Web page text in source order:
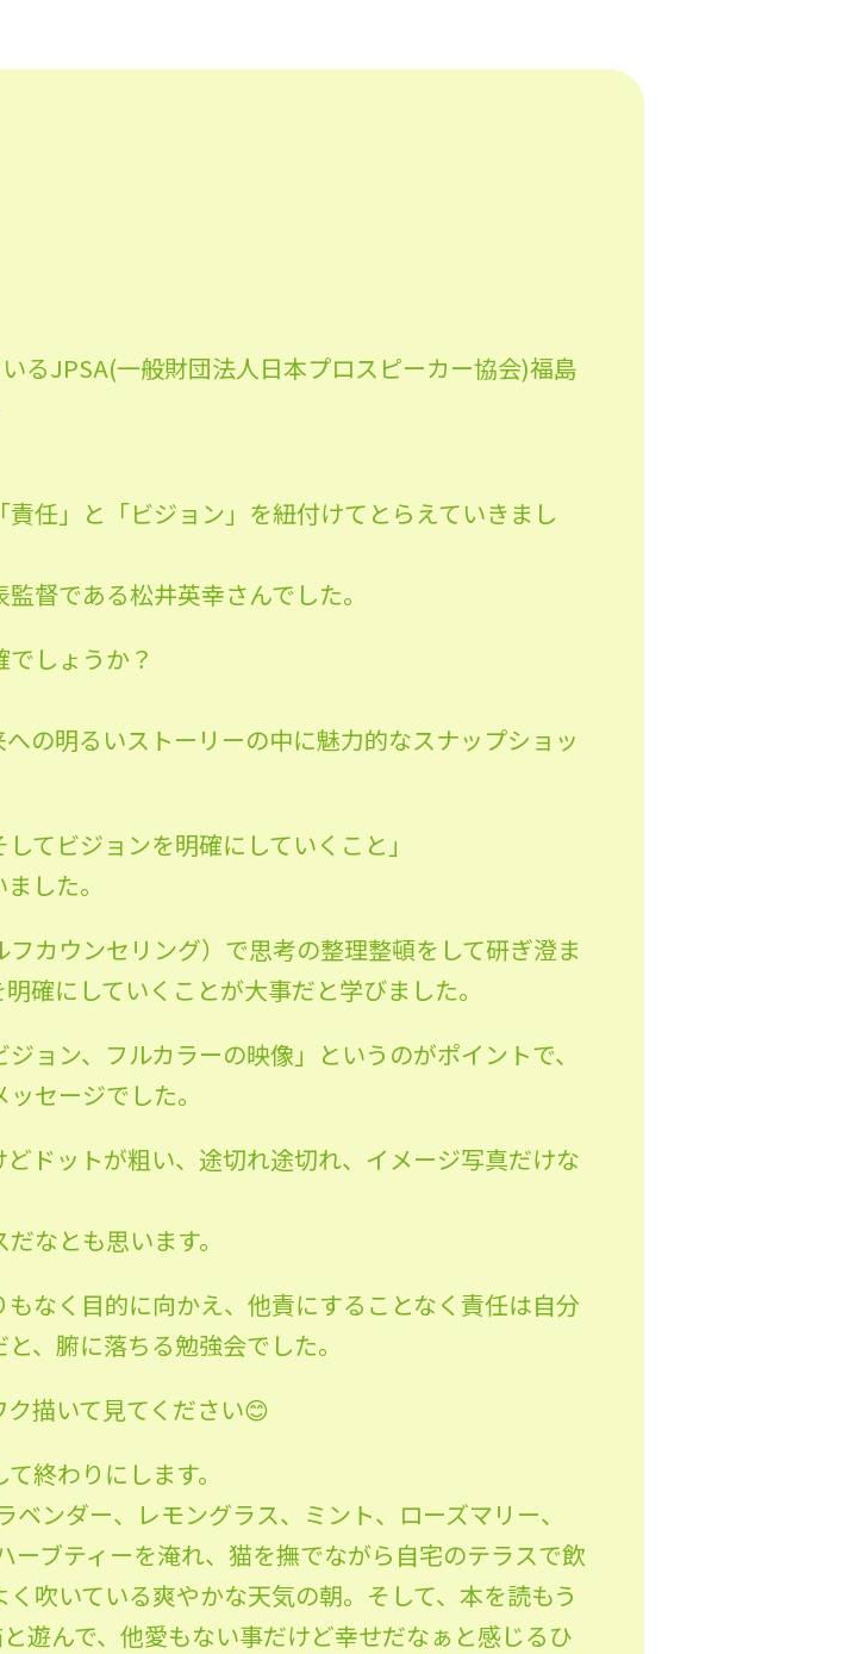
るJPSA(一般財団法人日本プロスピーカー協会)福島
任」と「ビジョン」を紐付けてとらえていきまし
督である松井英幸さんでした。
しょうか？
の明るいストーリーの中に魅力的なスナップショッ
てビジョンを明確にしていくこと」
した。
カウンセリング）で思考の整理整頓をして研ぎ澄ま
確にしていくことが大事だと学びました。
ョン、フルカラーの映像」というのがポイントで、
セージでした。
ドットが粗い、途切れ途切れ、イメージ写真だけな
なとも思います。
なく目的に向かえ、他責にすることなく責任は自分
、腑に落ちる勉強会でした。
描いて見てください😊
終わりにします。
ンダー、レモングラス、ミント、ローズマリー、
ブティーを淹れ、猫を撫でながら自宅のテラスで飲
吹いている爽やかな天気の朝。そして、本を読もう
遊んで、他愛もない事だけど幸せだなぁと感じるひ